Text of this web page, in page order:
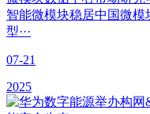
智能微模块稳居中国微
型···
07-21
2025